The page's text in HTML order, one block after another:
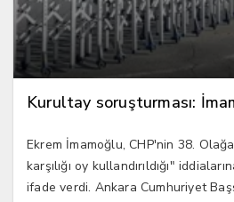
Kurultay soruşturması:
Ekrem İmamoğlu, CHP'nin 38.
karşılığı oy kullandırıldığı"
ifade verdi. Ankara Cumhuriyet